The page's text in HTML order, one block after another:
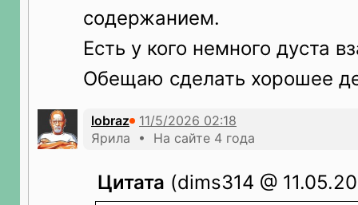
содержанием.
Есть у кого немного дуста
Обещаю сделать хорошее
lobraz
Ярила • На сайте 4 года
Цитата (dims314 @